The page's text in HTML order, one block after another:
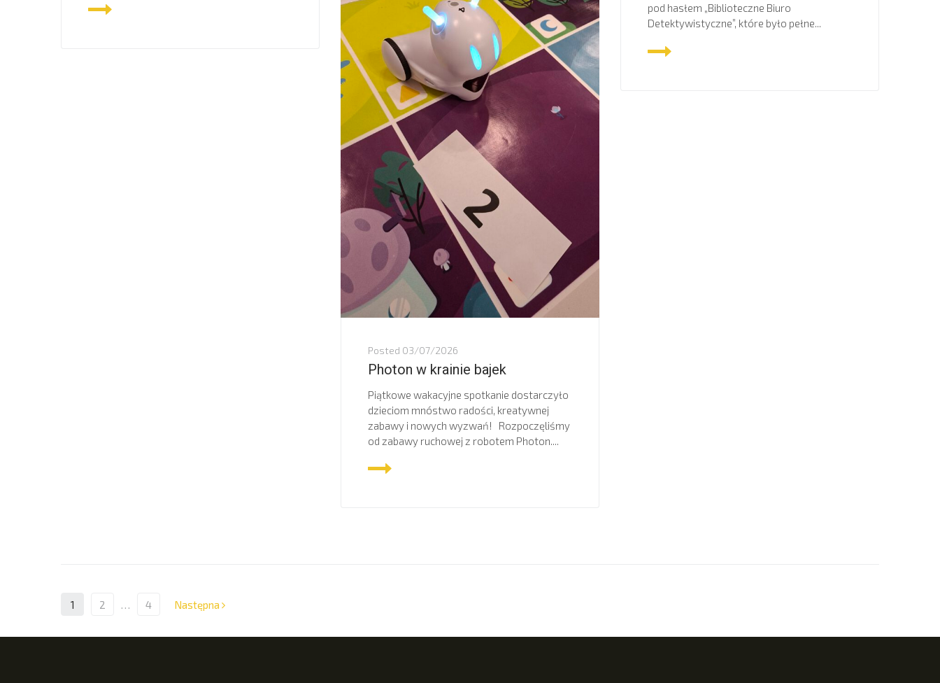
Posted 03/07/2026
Photon w krainie bajek
Piątkowe wakacyjne spotkanie dostarczyło
dzieciom mnóstwo radości, kreatywnej
zabawy i nowych wyzwań! Rozpoczęliśmy
od zabawy ruchowej z robotem Photon....
pod hasłem „Biblioteczne Biuro
Detektywistyczne”, które było pełne...
1 2 … 4 Następna